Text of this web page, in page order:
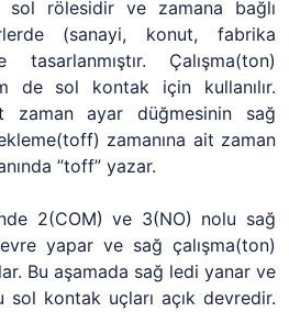
sol rölesidir ve zamana bağlı
(sanayi, konut, fabrika
tasarlanmıştır. Çalışma(ton)
de sol kontak için kullanılır.
zaman ayar düğmesinin sağ
zamanına ait zaman
”toff” yazar.
2(COM) ve 3(NO) nolu sağ
yapar ve sağ çalışma(ton)
Bu aşamada sağ ledi yanar ve
kontak uçları açık devredir.